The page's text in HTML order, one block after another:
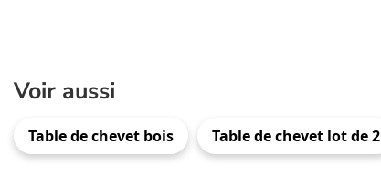
Voir aussi
Table de chevet bois Table de chevet lot de 2